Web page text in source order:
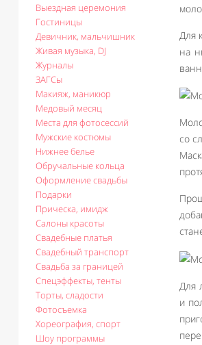
Выездная церемония
Гостиницы
Девичник, мальчишник
Живая музыка, DJ
Журналы
ЗАГСы
Макияж, маникюр
Медовый месяц
Места для фотосессий
Мужские костюмы
Нижнее белье
Обручальные кольца
Оформление свадьбы
Подарки
Прическа, имидж
Салоны красоты
Свадебные платья
Свадебный транспорт
Свадьба за границей
Спецэффекты, тенты
Торты, сладости
Фотосъемка
Хореография, спорт
Шоу программы
Для
на
со
Для
и